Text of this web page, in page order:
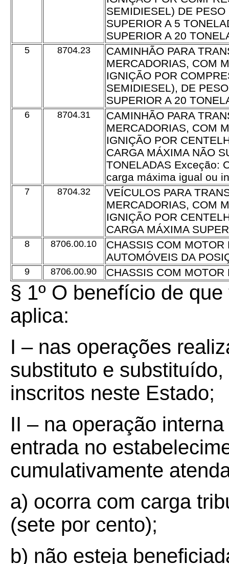
SEMIDIESEL) DE
SUPERIOR A 5
SUPERIOR A 20
5 8704.23
CAMINHÃO PARA
MERCADORIAS, COM
IGNIÇÃO POR
SEMIDIESEL), DE
SUPERIOR A 20
6 8704.31
CAMINHÃO PARA
MERCADORIAS, COM
IGNIÇÃO POR
CARGA MÁXIMA NÃO
TONELADAS Exceção:
carga máxima igual ou
7 8704.32
VEÍCULOS PARA
MERCADORIAS, COM
IGNIÇÃO POR
CARGA MÁXIMA
8 8706.00.10
CHASSIS COM MOTOR
AUTOMÓVEIS DA
9 8706.00.90 CHASSIS COM MOTOR
§ 1º O benefício de
aplica:
I – nas operações
substituto e
inscritos neste Estado;
II – na operação
entrada no
cumulativamente
a) ocorra com carga
(sete por cento);
b) não esteja